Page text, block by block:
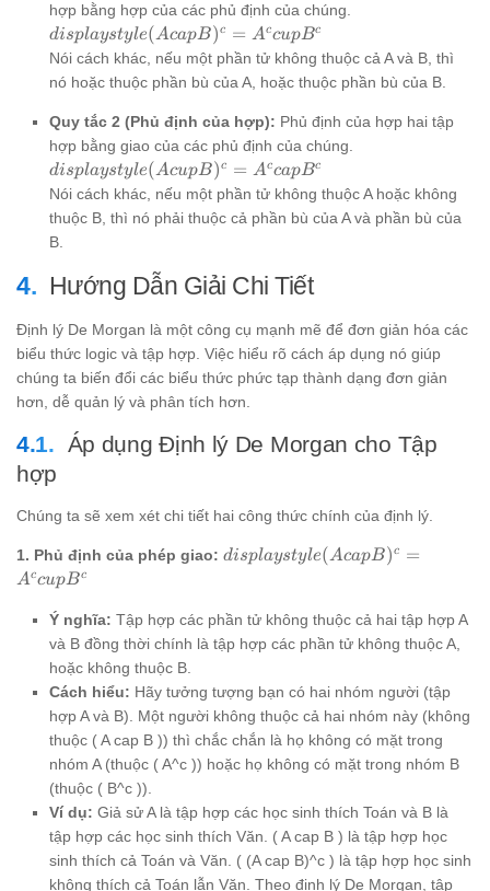
hợp bằng hợp của các phủ định của chúng.
displaystyle
(A cap
B)^c = A^c
displaystyle(AcapB)c = AccupBc
Nói cách khác, nếu một phần tử không thuộc cả A và B, thì
nó hoặc thuộc phần bù của A, hoặc thuộc phần bù của B.
Quy tắc 2 (Phủ định của hợp): Phủ định của hợp hai tập
hợp bằng giao của các phủ định của chúng.
displaystyle
(A cup
B)^c = A^c
cap B^c
displaystyle(AcupB)c = AccapBc
Nói cách khác, nếu một phần tử không thuộc A hoặc không
thuộc B, thì nó phải thuộc cả phần bù của A và phần bù của
B.
Hướng Dẫn Giải Chi Tiết
Định lý De Morgan là một công cụ mạnh mẽ để đơn giản hóa các
biểu thức logic và tập hợp. Việc hiểu rõ cách áp dụng nó giúp
chúng ta biến đổi các biểu thức phức tạp thành dạng đơn giản
hơn, dễ quản lý và phân tích hơn.
Áp dụng Định lý De Morgan cho Tập
hợp
Chúng ta sẽ xem xét chi tiết hai công thức chính của định lý.
1. Phủ định của phép giao: displaystyle
cup B^c
displaystyle(AcapB)c =
AccupBc
Ý nghĩa: Tập hợp các phần tử không thuộc cả hai tập hợp A
và B đồng thời chính là tập hợp các phần tử không thuộc A,
hoặc không thuộc B.
Cách hiểu: Hãy tưởng tượng bạn có hai nhóm người (tập
hợp A và B). Một người không thuộc cả hai nhóm này (không
thuộc ( A cap B )) thì chắc chắn là họ không có mặt trong
nhóm A (thuộc ( A^c )) hoặc họ không có mặt trong nhóm B
(thuộc ( B^c )).
Ví dụ: Giả sử A là tập hợp các học sinh thích Toán và B là
tập hợp các học sinh thích Văn. ( A cap B ) là tập hợp học
sinh thích cả Toán và Văn. ( (A cap B)^c ) là tập hợp học sinh
không thích cả Toán lẫn Văn. Theo định lý De Morgan, tập